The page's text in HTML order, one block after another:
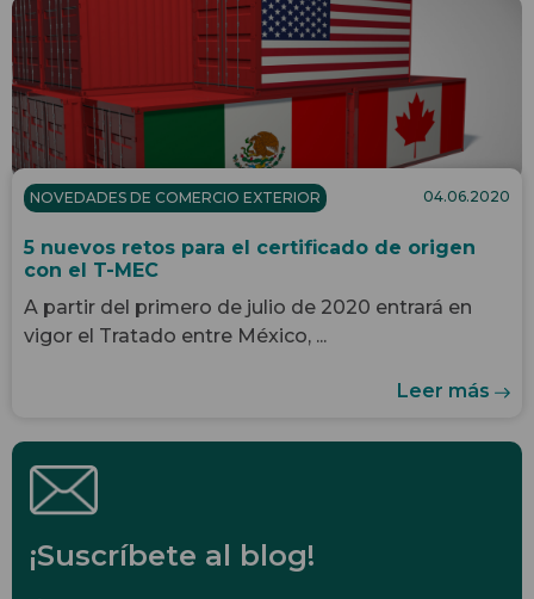
NOVEDADES DE COMERCIO EXTERIOR 04.06.2020
5 nuevos retos para el certificado de origen
con el T-MEC
A partir del primero de julio de 2020 entrará en
vigor el Tratado entre México, ...
Leer más
¡Suscríbete al blog!